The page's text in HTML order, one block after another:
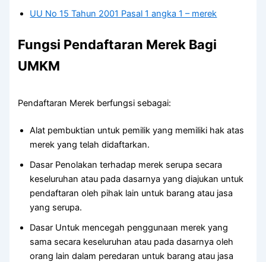
UU No 15 Tahun 2001 Pasal 1 angka 1 – merek
Fungsi Pendaftaran Merek Bagi
UMKM
Pendaftaran Merek berfungsi sebagai:
Alat pembuktian untuk pemilik yang memiliki hak atas
merek yang telah didaftarkan.
Dasar Penolakan terhadap merek serupa secara
keseluruhan atau pada dasarnya yang diajukan untuk
pendaftaran oleh pihak lain untuk barang atau jasa
yang serupa.
Dasar Untuk mencegah penggunaan merek yang
sama secara keseluruhan atau pada dasarnya oleh
orang lain dalam peredaran untuk barang atau jasa